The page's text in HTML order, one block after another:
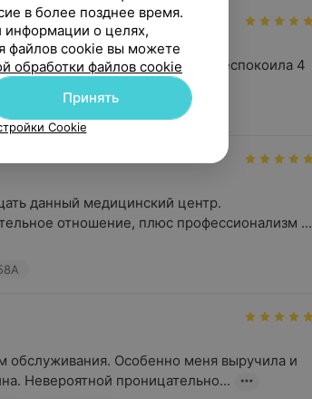
по поводу диареи, которая беспокоила 4
поэтому решил обратит...
Бузыновская Н. Е. - Терапевт
данный медицинский центр.
отношение, плюс профессионализм ...
обслуживания. Особенно меня выручила и
Невероятной проницательно...
в более позднее время.
информации о целях,
файлов cookie вы можете
обработки файлов cookie
Принять
Cookie